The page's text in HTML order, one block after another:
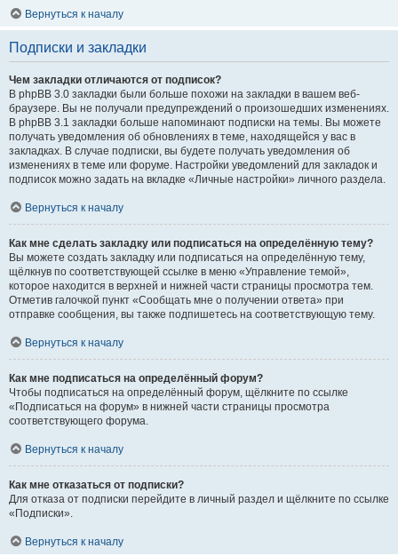
Вернуться к началу
Подписки и закладки
Чем закладки отличаются от подписок?
В phpBB 3.0 закладки были больше похожи на закладки в вашем веб-
браузере. Вы не получали предупреждений о произошедших изменениях.
В phpBB 3.1 закладки больше напоминают подписки на темы. Вы можете
получать уведомления об обновлениях в теме, находящейся у вас в
закладках. В случае подписки, вы будете получать уведомления об
изменениях в теме или форуме. Настройки уведомлений для закладок и
подписок можно задать на вкладке «Личные настройки» личного раздела.
Вернуться к началу
Как мне сделать закладку или подписаться на определённую тему?
Вы можете создать закладку или подписаться на определённую тему,
щёлкнув по соответствующей ссылке в меню «Управление темой»,
которое находится в верхней и нижней части страницы просмотра тем.
Отметив галочкой пункт «Сообщать мне о получении ответа» при
отправке сообщения, вы также подпишетесь на соответствующую тему.
Вернуться к началу
Как мне подписаться на определённый форум?
Чтобы подписаться на определённый форум, щёлкните по ссылке
«Подписаться на форум» в нижней части страницы просмотра
соответствующего форума.
Вернуться к началу
Как мне отказаться от подписки?
Для отказа от подписки перейдите в личный раздел и щёлкните по ссылке
«Подписки».
Вернуться к началу